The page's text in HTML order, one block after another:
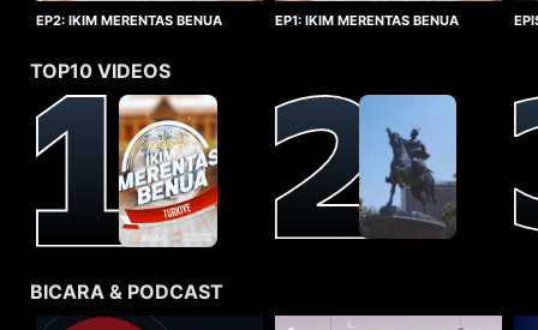
EP2: IKIM MERENTAS BENUA
EP1: IKIM MERENTAS BENUA
TOP10 VIDEOS
BICARA & PODCAST